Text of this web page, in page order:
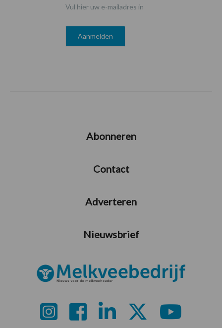
Vul hier uw e-mailadres in
Abonneren
Contact
Adverteren
Nieuwsbrief